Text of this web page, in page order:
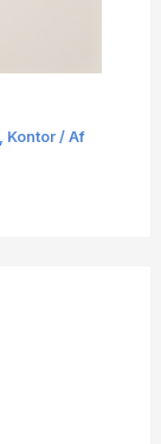
Kontor/ Af